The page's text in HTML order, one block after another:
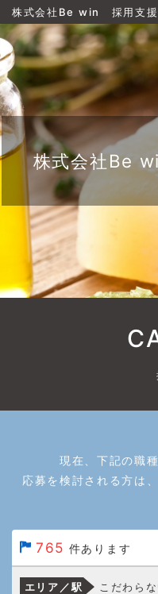
株式会社Be win 採用支援
株式会社Be
現在、下記の職
応募を検討される方は
765 件あります
エリア／駅 こだわら